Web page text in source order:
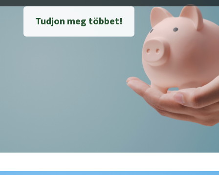
Tudjon meg többet!